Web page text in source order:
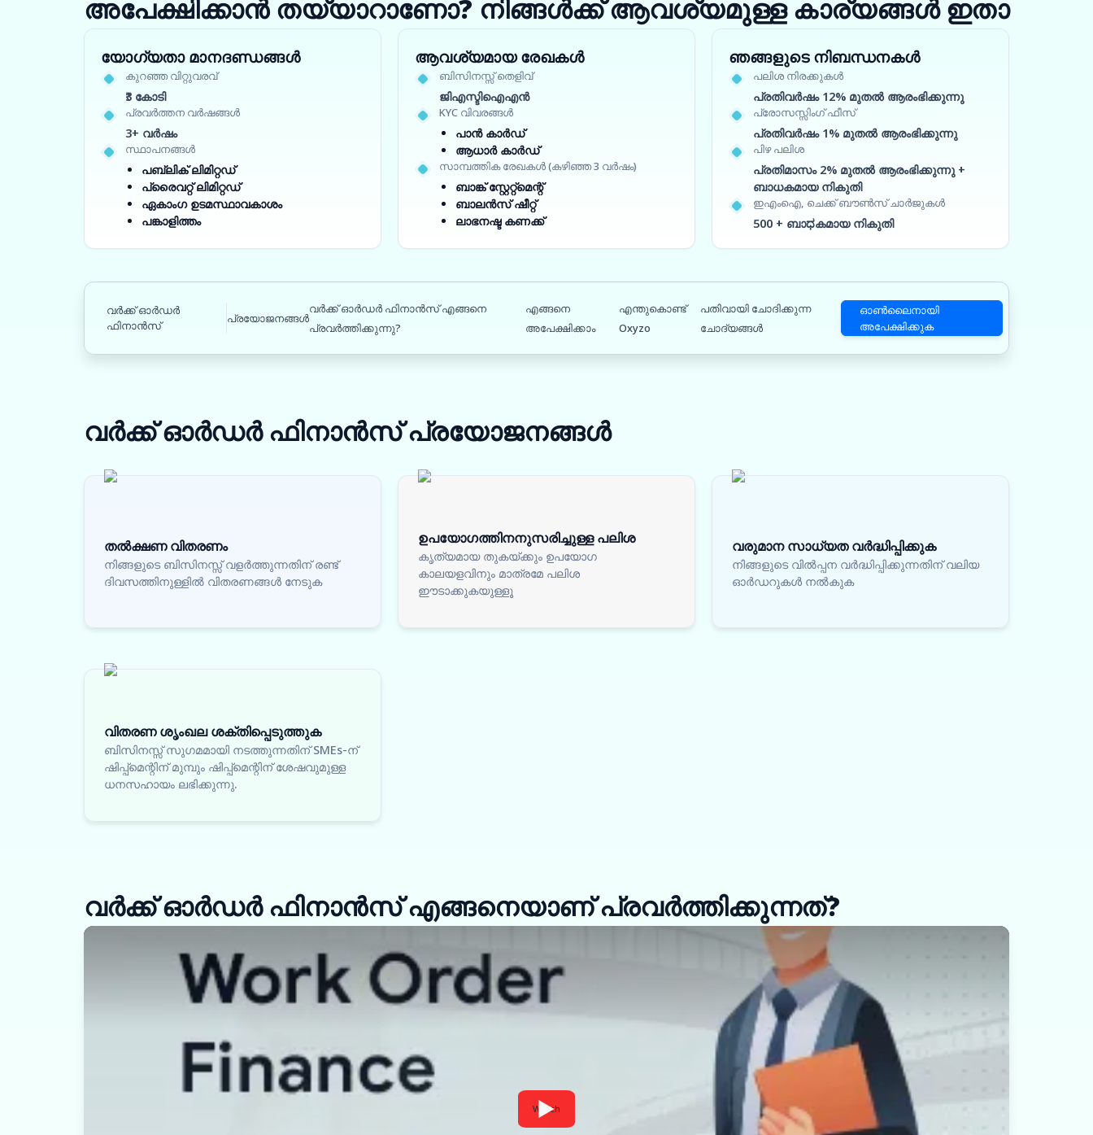
അപേക്ഷിക്കാൻ തയ്യാറാണോ? നിങ്ങൾക്ക് ആവശ്യമുള്ള കാര്യങ്ങൾ ഇതാ
യോഗ്യതാ മാനദണ്ഡങ്ങൾ
കുറഞ്ഞ വിറ്റുവരവ്
₹3 കോടി
പ്രവർത്തന വർഷങ്ങൾ
3+ വർഷം
സ്ഥാപനങ്ങൾ
പബ്ലിക് ലിമിറ്റഡ്
പ്രൈവറ്റ് ലിമിറ്റഡ്
ഏകാംഗ ഉടമസ്ഥാവകാശം
പങ്കാളിത്തം
ആവശ്യമായ രേഖകൾ
ബിസിനസ്സ് തെളിവ്
ജിഎസ്ടിഐഎൻ
KYC വിവരങ്ങൾ
പാൻ കാർഡ്
ആധാർ കാർഡ്
സാമ്പത്തിക രേഖകൾ (കഴിഞ്ഞ 3 വർഷം)
ബാങ്ക് സ്റ്റേറ്റ്‌മെന്റ്
ബാലൻസ് ഷീറ്റ്
ലാഭനഷ്ട കണക്ക്
ഞങ്ങളുടെ നിബന്ധനകൾ
പലിശ നിരക്കുകൾ
പ്രതിവർഷം 12% മുതൽ ആരംഭിക്കുന്നു
പ്രോസസ്സിംഗ് ഫീസ്
പ്രതിവർഷം 1% മുതൽ ആരംഭിക്കുന്നു
പിഴ പലിശ
പ്രതിമാസം 2% മുതൽ ആരംഭിക്കുന്നു +
ബാധകമായ നികുതി
ഇഎംഐ, ചെക്ക് ബൗൺസ് ചാർജുകൾ
500 + ബാಧകമായ നികുതി
വർക്ക് ഓർഡർ
ഫിനാൻസ്
പ്രയോജനങ്ങൾ
വർക്ക് ഓർഡർ ഫിനാൻസ് എങ്ങനെ
പ്രവർത്തിക്കുന്നു?
എങ്ങനെ
അപേക്ഷിക്കാം
എന്തുകൊണ്ട്
Oxyzo
പതിവായി ചോദിക്കുന്ന
ചോദ്യങ്ങൾ
ഓൺലൈനായി
അപേക്ഷിക്കുക
വർക്ക് ഓർഡർ ഫിനാൻസ്പ്രയോജനങ്ങൾ
തൽക്ഷണ വിതരണം
നിങ്ങളുടെ ബിസിനസ്സ് വളർത്തുന്നതിന് രണ്ട്
ദിവസത്തിനുള്ളിൽ വിതരണങ്ങൾ നേടുക
ഉപയോഗത്തിനനുസരിച്ചുള്ള പലിശ
കൃത്യമായ തുകയ്ക്കും ഉപയോഗ
കാലയളവിനും മാത്രമേ പലിശ
ഈടാക്കുകയുള്ളൂ
വരുമാന സാധ്യത വർദ്ധിപ്പിക്കുക
നിങ്ങളുടെ വിൽപ്പന വർദ്ധിപ്പിക്കുന്നതിന് വലിയ
ഓർഡറുകൾ നൽകുക
വിതരണ ശൃംഖല ശക്തിപ്പെടുത്തുക
ബിസിനസ്സ് സുഗമമായി നടത്തുന്നതിന് SMEs-ന്
ഷിപ്പ്‌മെന്റിന് മുമ്പും ഷിപ്പ്‌മെന്റിന് ശേഷവുമുള്ള
ധനസഹായം ലഭിക്കുന്നു.
വർക്ക് ഓർഡർ ഫിനാൻസ് എങ്ങനെയാണ് പ്രവർത്തിക്കുന്നത്?
Watch